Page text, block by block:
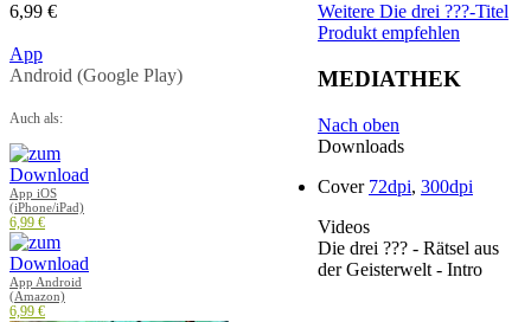
6,99 €
App
Android (Google Play)
Auch als:
App iOS
(iPhone/iPad)
6,99 €
App Android
(Amazon)
6,99 €
Weitere Die drei ???-Titel
Produkt empfehlen
MEDIATHEK
Nach oben
Downloads
Cover 72dpi, 300dpi
Videos
Die drei ??? - Rätsel aus
der Geisterwelt - Intro